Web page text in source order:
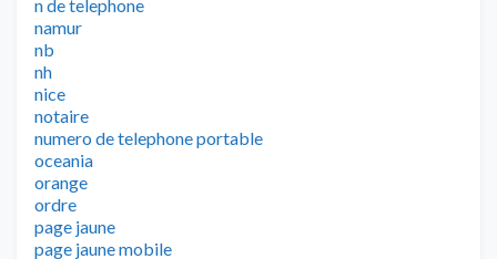
n de telephone
namur
nb
nh
nice
notaire
numero de telephone portable
oceania
orange
ordre
page jaune
page jaune mobile